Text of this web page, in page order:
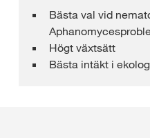
Bästa val vid
Högt växtsätt
Bästa intäkt i